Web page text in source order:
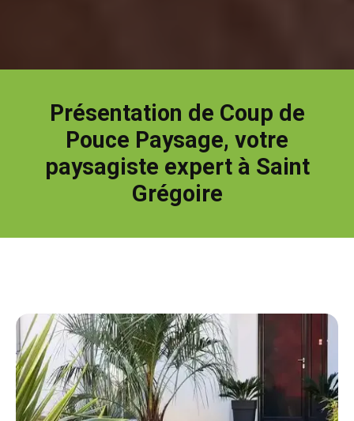
Présentation de Coup de
Pouce Paysage, votre
paysagiste expert à Saint
Grégoire